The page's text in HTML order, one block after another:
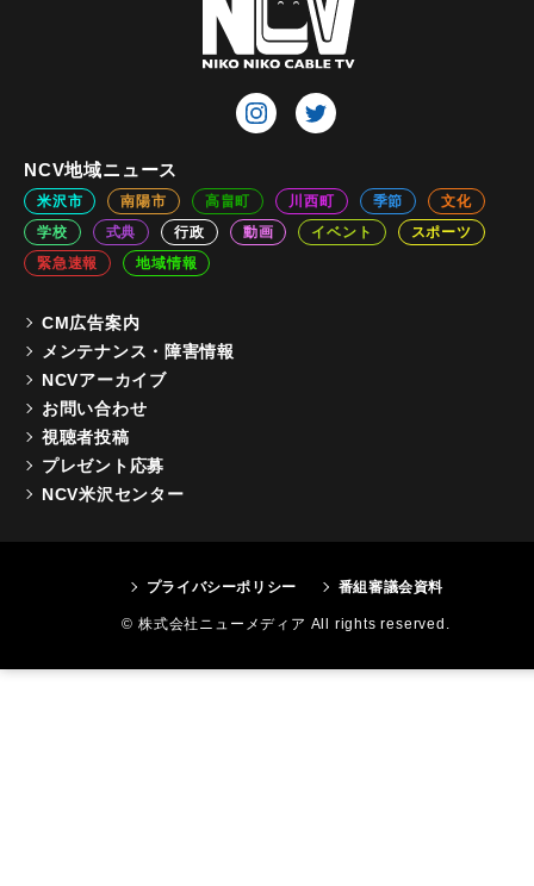
NCV地域ニュース
米沢市 南陽市 高畠町 川西町 季節
文化
学校
式典 行政 動画 イベント
スポーツ
緊急速報
地域情報
CM広告案内
メンテナンス・障害情報
NCVアーカイブ
お問い合わせ
視聴者投稿
プレゼント応募
NCV米沢センター
プライバシーポリシー 番組審議会資料
© 株式会社ニューメディア All rights reserved.